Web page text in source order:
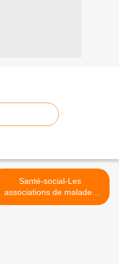
Santé-social-Les
associations de malades
scandalisées par la